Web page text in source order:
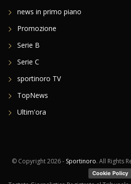
news in primo piano
Promozione
Serie B
Serie C
sportinoro TV
TopNews
Ultim'ora
© Copyright2026 - Sportinoro. All Rights
Cookie Policy